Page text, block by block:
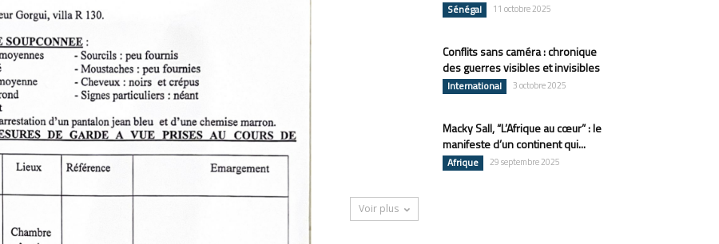
Sénégal 11 octobre 2025
Conflits sans caméra : chronique
des guerres visibles et invisibles
International 3 octobre 2025
Macky Sall, “L’Afrique au cœur” : le
manifeste d’un continent qui...
Afrique 29 septembre 2025
Voir plus